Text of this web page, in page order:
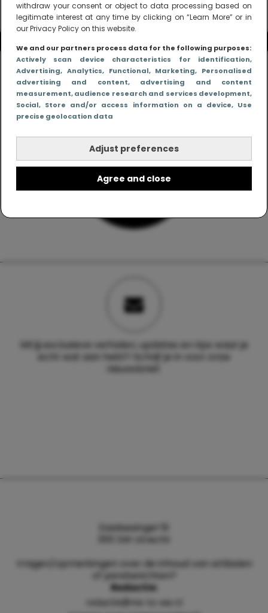
withdraw your consent or object to data processing based on
legitimate interest at any time by clicking on “Learn More” or in
our Privacy Policy on this website.
We and our partners process data for the following purposes:
Actively scan device characteristics for identification,
Advertising, Analytics, Functional, Marketing, Personalised
advertising and content, advertising and content
measurement, audience research and services development,
Social, Store and/or access information on a device, Use
precise geolocation data
Adjust preferences
Agree and close
Wil jij exclusieve verhalen, updates en tips waar je
echt wat aan hebt? Schrijf je in voor onze
nieuwsbrief.
Daalsesingel 51
3511 SW Utrecht
Vragen/opmerkingen over de inhoud van artikelen
of persberichten?
Redactie:
redactie@me-to-we.nl